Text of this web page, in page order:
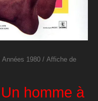
Années 1980 / Affiche de
homme à